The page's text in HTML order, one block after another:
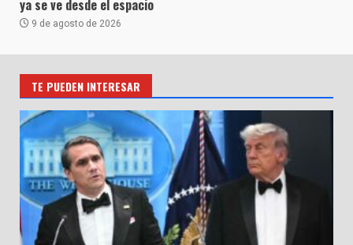
ya se ve desde el espacio
9 de agosto de 2026
TE PUEDEN INTERESAR